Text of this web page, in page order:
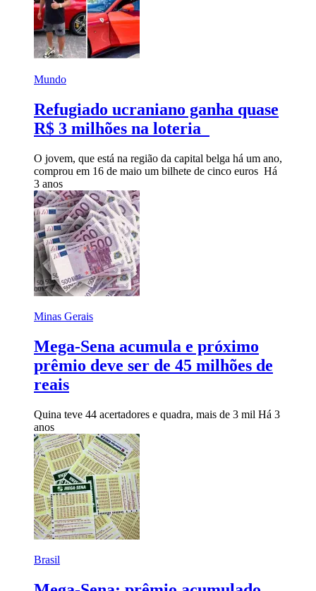
Mundo
Refugiado ucraniano ganha quase
R$ 3 milhões na loteria
O jovem, que está na região da capital belga há um ano,
comprou em 16 de maio um bilhete de cinco euros Há
3 anos
Minas Gerais
Mega-Sena acumula e próximo
prêmio deve ser de 45 milhões de
reais
Quina teve 44 acertadores e quadra, mais de 3 mil Há 3
anos
Brasil